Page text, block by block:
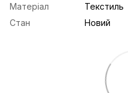
Матеріал
Текстиль
Стан
Новий